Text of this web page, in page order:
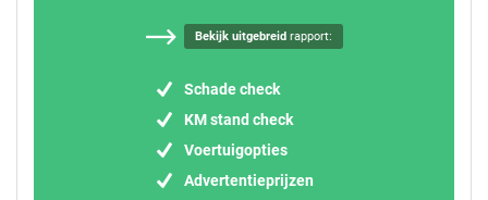
Bekijk uitgebreidrapport:
Schade check
KM stand check
Voertuigopties
Advertentieprijzen